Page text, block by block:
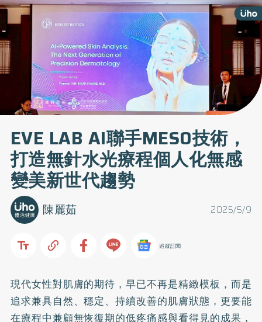
EVE LAB AI聯手MESO技術，
打造無針水光療程個人化無感
變美新世代趨勢
2025/5/9
陳麗茹
追蹤訂閱
現代女性對肌膚的期待，早已不再是精緻模板，而是
追求兼具自然、穩定、持續改善的肌膚狀態，更要能
在療程中兼顧無恢復期的低疼痛感與看得見的成果，